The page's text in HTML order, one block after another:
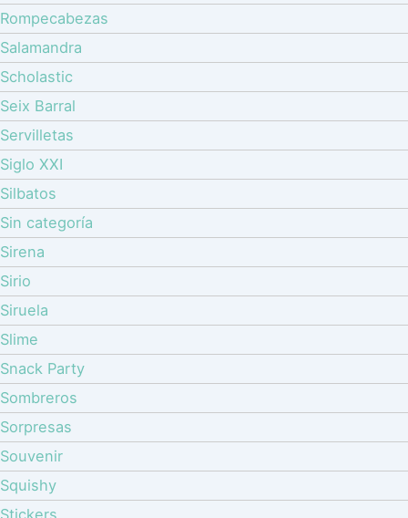
Rompecabezas
Salamandra
Scholastic
Seix Barral
Servilletas
Siglo XXI
Silbatos
Sin categoría
Sirena
Sirio
Siruela
Slime
Snack Party
Sombreros
Sorpresas
Souvenir
Squishy